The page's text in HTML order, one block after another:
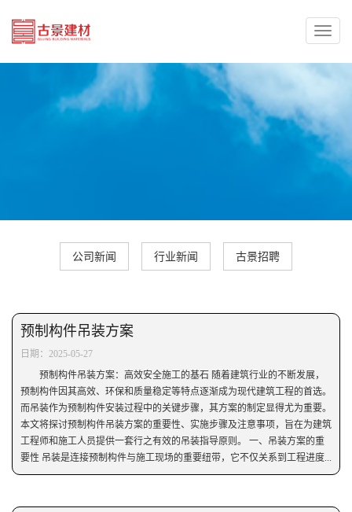
Toggle
公司新闻 行业新闻 古景招聘
预制构件吊装方案
日期：2025-05-27
预制构件吊装方案：高效安全施工的基石 随着建筑行业的不断发展，
预制构件因其高效、环保和质量稳定等特点逐渐成为现代建筑工程的首选。
而吊装作为预制构件安装过程中的关键步骤，其方案的制定显得尤为重要。
本文将探讨预制构件吊装方案的重要性、实施步骤及注意事项，旨在为建筑
工程师和施工人员提供一套行之有效的吊装指导原则。 一、吊装方案的重
要性 吊装是连接预制构件与施工现场的重要纽带，它不仅关系到工程进度...